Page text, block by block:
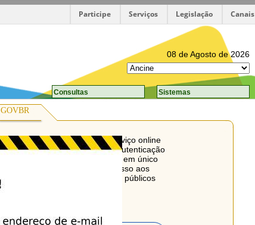
Participe Serviços Legislação Canais
08 de Agosto de 2026
Sistemas
Consultas
GOVBR
O GovBr é um serviço online
de identificação e autenticação
digital do cidadão em único
meio, para acesso aos
diversos serviços públicos